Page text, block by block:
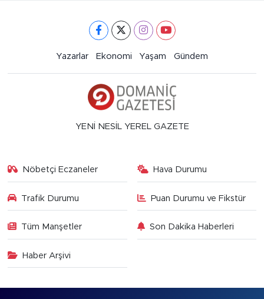
Yazarlar Ekonomi Yaşam Gündem
YENİ NESİL YEREL GAZETE
Nöbetçi Eczaneler Hava Durumu
Trafik Durumu Puan Durumu ve Fikstür
Tüm Manşetler Son Dakika Haberleri
Haber Arşivi